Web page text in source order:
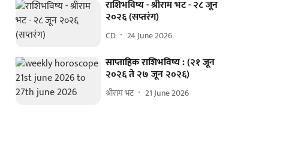
राशिभविष्य - श्रीराम भट - २८ जून
२०२६ (सप्तरंग)
CD 24 June 2026
साप्ताहिक राशिभविष्य : (२१ जून
२०२६ ते २७ जून २०२६)
श्रीराम भट 21 June 2026